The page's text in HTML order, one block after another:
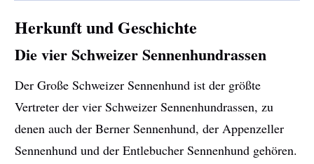
Herkunft und Geschichte
Die vier Schweizer Sennenhundrassen
Der Große Schweizer Sennenhund ist der größte
Vertreter der vier Schweizer Sennenhundrassen, zu
denen auch der Berner Sennenhund, der Appenzeller
Sennenhund und der Entlebucher Sennenhund gehören.